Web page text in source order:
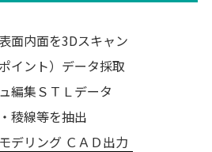
面内面を3Dスキャン
イント）データ採取
編集ＳＴＬデータ
稜線等を抽出
デリング ＣＡＤ出力